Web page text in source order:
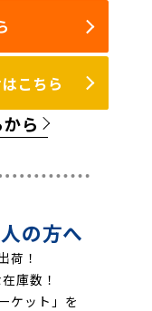
こちら
ら
の方へ
荷！
庫数！
ケット」を